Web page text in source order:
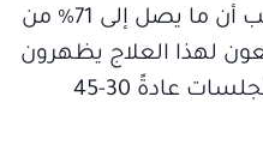
منظمة العلاج باللعب أن ما يصل إلى 71% من
لهذا العلاج يظهرون
تحسناً، وتستغرق الجلسات عادةً 30-45